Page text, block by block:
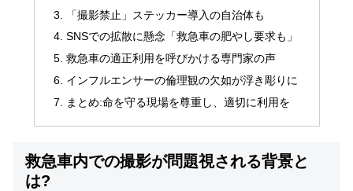
「撮影禁止」ステッカー導入の自治体も
SNSでの拡散に懸念「救急車の肥やし要求も」
救急車の適正利用を呼びかける専門家の声
インフルエンサーの倫理観の欠如が浮き彫りに
まとめ:命を守る現場を尊重し、適切に利用を
救急車内での撮影が問題視される背景と
は?